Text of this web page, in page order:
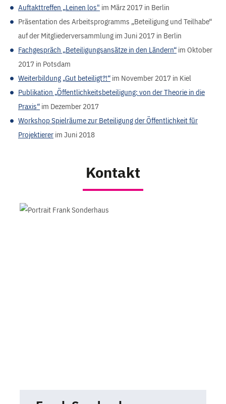
Auftakttreffen „Leinen los" im März 2017 in Berlin
Präsentation des Arbeitsprogramms „Beteiligung und Teilhabe“
auf der Mitgliederversammlung im Juni 2017 in Berlin
Fachgespräch „Beteiligungsansätze in den Ländern“ im Oktober
2017 in Potsdam
Weiterbildung „Gut beteiligt?!“ im November 2017 in Kiel
Publikation „Öffentlichkeitsbeteiligung: von der Theorie in die
Praxis“ im Dezember 2017
Workshop Spielräume zur Beteiligung der Öffentlichkeit für
Projektierer im Juni 2018
Kontakt